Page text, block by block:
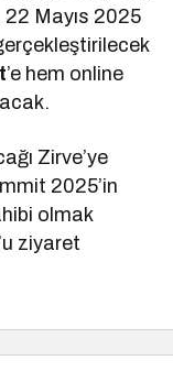
22 Mayıs 2025
’e hem online
Zirve’ye
2025’in
olmak
ziyaret